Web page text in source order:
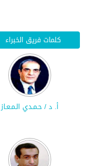
كلمات فريق الخبراء
أ. د / حـمـدي الـمـعـاز